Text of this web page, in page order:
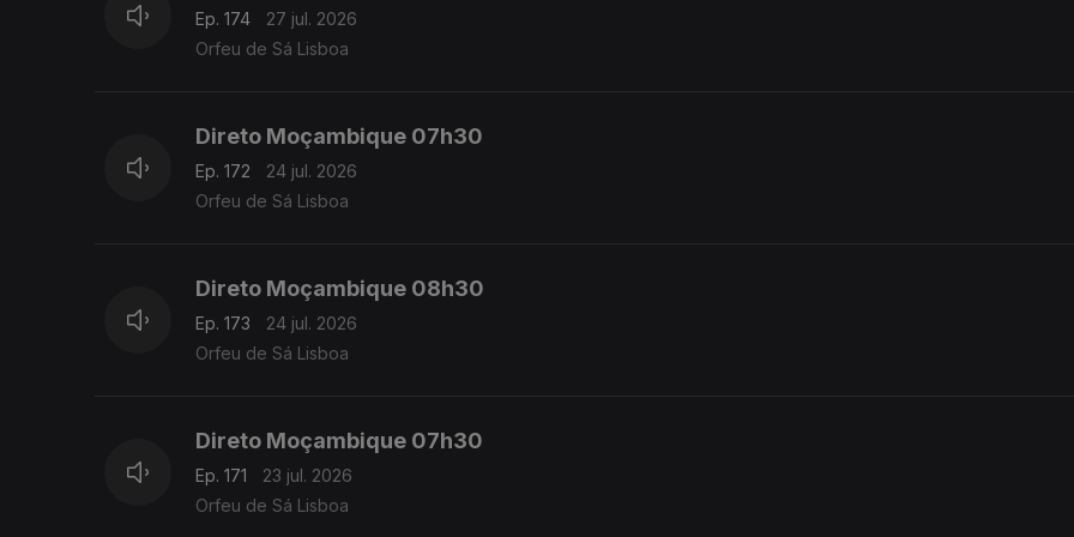
Ep. 174
27 jul. 2026
Orfeu de Sá Lisboa
Direto Moçambique 07h30
Ep. 172
24 jul. 2026
Orfeu de Sá Lisboa
Direto Moçambique 08h30
Ep. 173
24 jul. 2026
Orfeu de Sá Lisboa
Direto Moçambique 07h30
Ep. 171
23 jul. 2026
Orfeu de Sá Lisboa